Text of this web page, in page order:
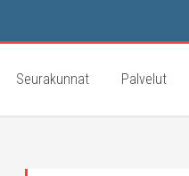
Seurakunnat Palvelut